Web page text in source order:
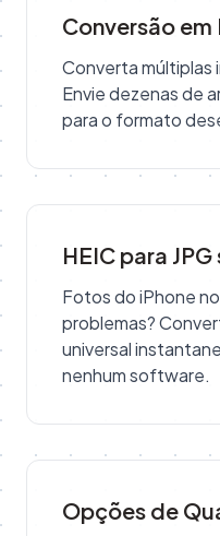
Conversão
Converta múltiplas
Envie dezenas de
para o formato
HEIC para
Fotos do iPhone
problemas?
universal
nenhum software.
Opções de